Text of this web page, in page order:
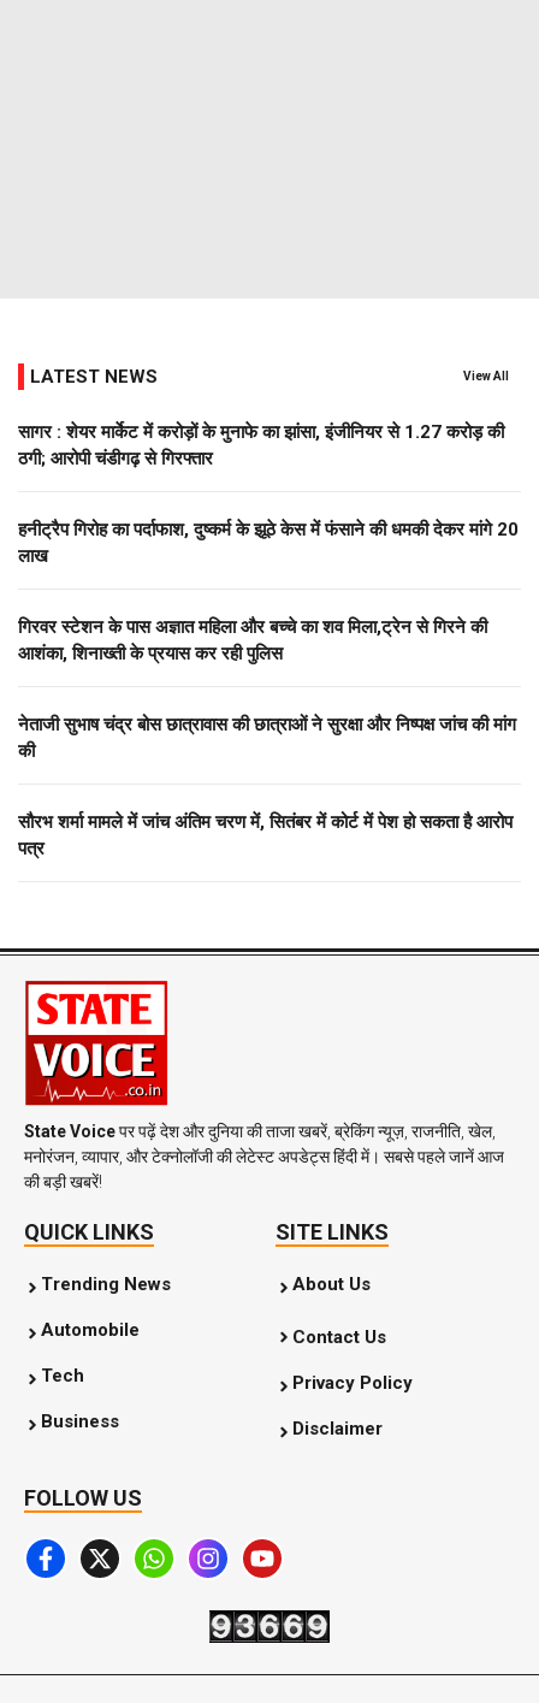
LATEST NEWS View All
सागर : शेयर मार्केट में करोड़ों के मुनाफे का झांसा, इंजीनियर से 1.27 करोड़ की
ठगी; आरोपी चंडीगढ़ से गिरफ्तार
हनीट्रैप गिरोह का पर्दाफाश, दुष्कर्म के झूठे केस में फंसाने की धमकी देकर मांगे 20
लाख
गिरवर स्टेशन के पास अज्ञात महिला और बच्चे का शव मिला,ट्रेन से गिरने की
आशंका, शिनाख्ती के प्रयास कर रही पुलिस
नेताजी सुभाष चंद्र बोस छात्रावास की छात्राओं ने सुरक्षा और निष्पक्ष जांच की मांग
की
सौरभ शर्मा मामले में जांच अंतिम चरण में, सितंबर में कोर्ट में पेश हो सकता है आरोप
पत्र
State Voiceपर पढ़ें देश और दुनिया की ताजा खबरें, ब्रेकिंग न्यूज़, राजनीति, खेल,
मनोरंजन, व्यापार, और टेक्नोलॉजी की लेटेस्ट अपडेट्स हिंदी में। सबसे पहले जानें आज
की बड़ी खबरें!
QUICK LINKS
Trending News
Automobile
Tech
Business
SITE LINKS
About Us
Contact Us
Privacy Policy
Disclaimer
FOLLOW US